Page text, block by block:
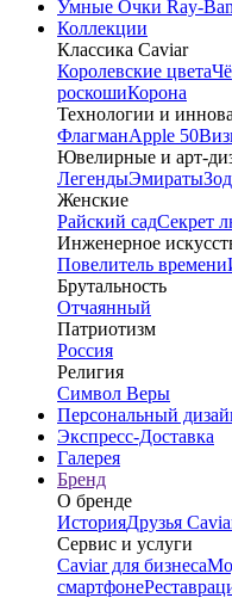
Умные Очки Ray-Ban
Коллекции
Классика Caviar
Королевские цвета
роскошиКорона
Технологии и
ФлагманApple 50
Ювелирные и арт-
ЛегендыЭмираты
Женские
Райский садСекрет
Инженерное
Повелитель времени
Брутальность
Отчаянный
Патриотизм
Россия
Религия
Символ Веры
Персональный
Экспресс-Доставка
Галерея
Бренд
О бренде
ИсторияДрузья
Сервис и услуги
Caviar для бизнеса
смартфоне